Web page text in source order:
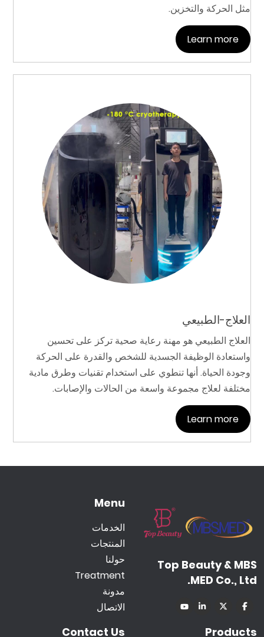
مثل الحركة والتخزين.
Learn more
العلاج-الطبيعي
العلاج الطبيعي هو مهنة رعاية صحية تركز على تحسين
واستعادة الوظيفة الجسدية للشخص والقدرة على الحركة
وجودة الحياة. أنها تنطوي على استخدام تقنيات وطرق مادية
مختلفة لعلاج مجموعة واسعة من الحالات والإصابات.
Learn more
Top Beauty & MBS
MED Co., Ltd.
Menu
الخدمات
المنتجات
حولنا
Treatment
مدونة
الاتصال
Products
Contact Us